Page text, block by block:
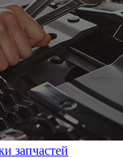
запчастей